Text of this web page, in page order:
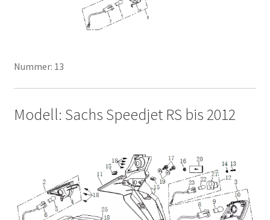
Nummer: 13
Modell: Sachs Speedjet RS bis 2012